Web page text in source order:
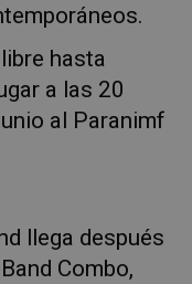
hasta
a las 20
al Paranimf
llega después
Combo,